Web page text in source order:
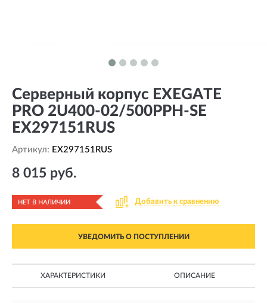
Серверный корпус EXEGATE
PRO 2U400-02/500PPH-SE
EX297151RUS
Артикул: EX297151RUS
8 015 руб.
НЕТ В НАЛИЧИИ Добавить к сравнению
УВЕДОМИТЬ О ПОСТУПЛЕНИИ
ХАРАКТЕРИСТИКИ ОПИСАНИЕ